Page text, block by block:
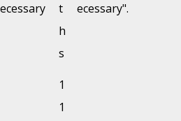
ecessary
t
h
s
ecessary".
1
1